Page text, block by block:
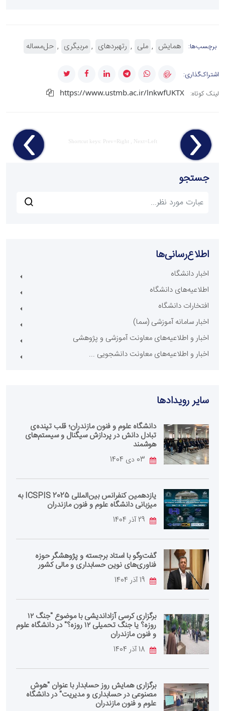
برچسب‌ها: همایش ملی رتهبردهای مربیگری حل‌مساله
اشتراک‌گذاری:
لینک کوتاه:
https://www.ustmb.ac.ir/lnkwfUKTX
Shortcut keys: Prev=Right , Next=Left
جستجو
اطلاع‌رسانی‌ها
اخبار دانشگاه
اطلاعیه‌های دانشگاه
افتخارات دانشگاه
اخبار سامانه آموزشی (سما)
اخبار و اطلاعیه‌های معاونت آموزشی و پژوهشی
اخبار و اطلاعیه‌های معاونت دانشجویی ...
سایر رویداد‌ها
دانشگاه علوم و فنون مازندران؛ قلب تپنده‌ی
تبادل دانش در پردازش سیگنال و سیستم‌های
هوشمند
یازدهمین کنفرانس بین‌المللی ICSPIS 2025 به
میزبانی دانشگاه علوم و فنون مازندران
گفت‌وگو با استاد برجسته و پژوهشگر حوزه
فناوری‌های نوین حسابداری و مالی کشور
برگزاری کرسی آزاداندیشی با موضوع "جنگ ۱۲
روزه؟ یا جنگ تحمیلی ۱۲ روزه؟" در دانشگاه علوم
و فنون مازندران
برگزاری همایش روز حسابدار با عنوان "هوش
مصنوعی در حسابداری و مدیریت" در دانشگاه
علوم و فنون مازندران